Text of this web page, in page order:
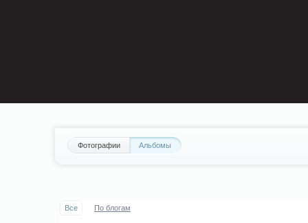
Фотографии Альбомы
Все По блогам